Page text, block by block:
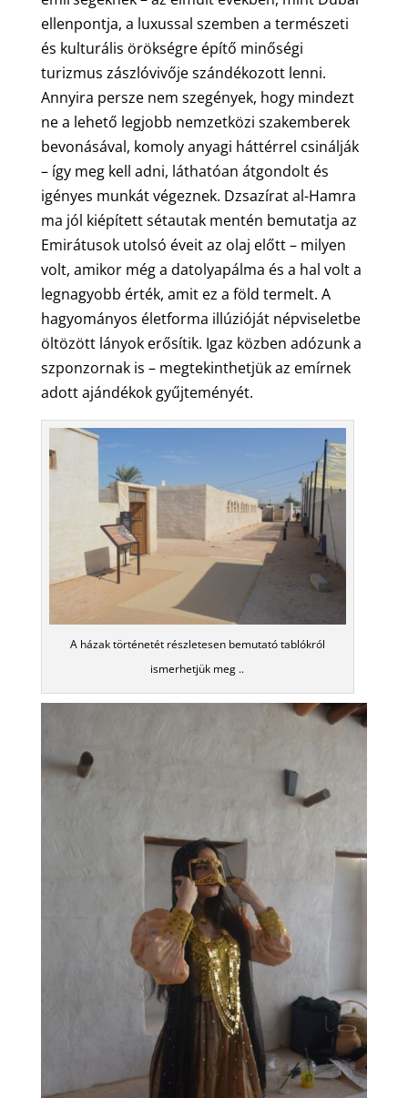
ellenpontja, a luxussal szemben a természeti
és kulturális örökségre építő minőségi
turizmus zászlóvivője szándékozott lenni.
Annyira persze nem szegények, hogy mindezt
ne a lehető legjobb nemzetközi szakemberek
bevonásával, komoly anyagi háttérrel csinálják
– így meg kell adni, láthatóan átgondolt és
igényes munkát végeznek. Dzsazírat al-Hamra
ma jól kiépített sétautak mentén bemutatja az
Emirátusok utolsó éveit az olaj előtt – milyen
volt, amikor még a datolyapálma és a hal volt a
legnagyobb érték, amit ez a föld termelt. A
hagyományos életforma illúzióját népviseletbe
öltözött lányok erősítik. Igaz közben adózunk a
szponzornak is – megtekinthetjük az emírnek
adott ajándékok gyűjteményét.
A házak történetét részletesen bemutató tablókról
ismerhetjük meg ..